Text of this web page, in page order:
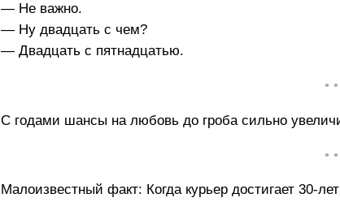
— Не важно.
— Ну двадцать с чем?
— Двадцать с пятнадцатью.
•
С годами шансы на любовь до гроба сильно
•
Малоизвестный факт: Когда курьер достигает 30-